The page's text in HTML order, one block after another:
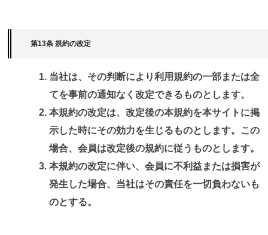
第13条 規約の改定
当社は、その判断により利用規約の一部または全
てを事前の通知なく改定できるものとします。
本規約の改定は、改定後の本規約を本サイトに掲
示した時にその効力を生じるものとします。この
場合、会員は改定後の規約に従うものとします。
本規約の改定に伴い、会員に不利益または損害が
発生した場合、当社はその責任を一切負わないも
のとする。